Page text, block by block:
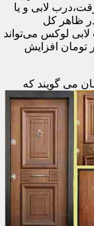
لابی و یا
ظاهر کل
لوکس می‌تواند
از آپارتمان را ۱۰۰ تا ۵۰۰ هزار تومان افزایش
می گویند که